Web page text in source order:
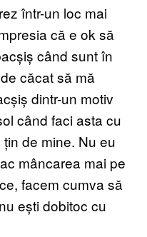
într-un loc mai
că e ok să
când sunt în
căcat să mă
dintr-un motiv
când faci asta cu
de mine. Nu eu
mâncarea mai pe
facem cumva să
ești dobitoc cu